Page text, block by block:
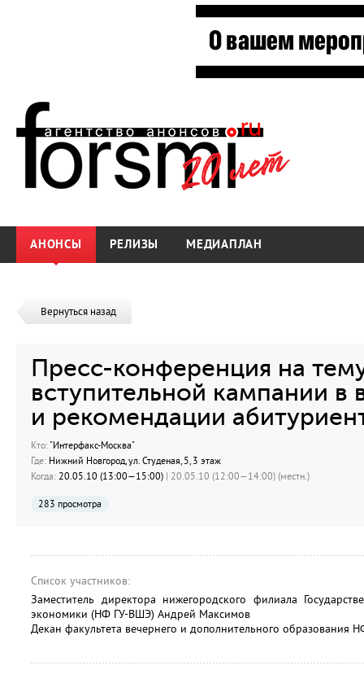
АНОНСЫ РЕЛИЗЫ МЕДИАПЛАН
Вернуться назад
Пресс-конференция на
вступительной кампании в
и рекомендации
Кто: "Интерфакс-Москва"
Где: Нижний Новгород, ул. Студеная, 5, 3 этаж
Когда: 20.05.10 (13:00—15:00) | 20.05.10 (12:00—14:00) (местн.)
283 просмотра
Список участников:
Заместитель директора нижегородского филиала
экономики (НФ ГУ-ВШЭ) Андрей Максимов
Декан факультета вечернего и дополнительного образования